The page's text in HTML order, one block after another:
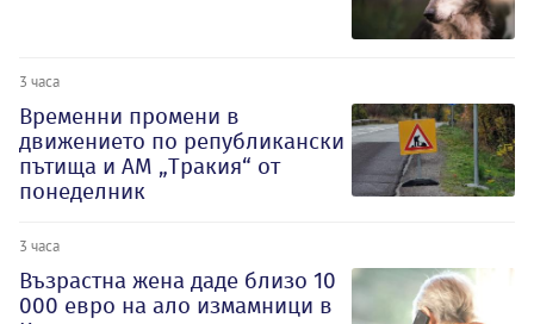
3 часа
Временни промени в
движението по републикански
пътища и АМ „Тракия“ от
понеделник
3 часа
Възрастна жена даде близо 10
000 евро на ало измамници в